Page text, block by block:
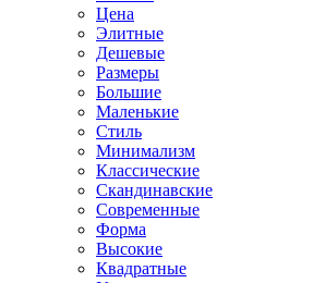
Цена
Элитные
Дешевые
Размеры
Большие
Маленькие
Стиль
Минимализм
Классические
Скандинавские
Современные
Форма
Высокие
Квадратные